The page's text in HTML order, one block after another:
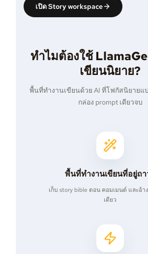
เปิด Story workspace
ทำไมต้องใช้
เขียนนิยาย?
พื้นที่ทำงานเขียนด้วย AI ที่โฟกัสนิยายแ
กล่อง prompt เดียวจบ
พื้นที่ทำงานเขียนที่อยู่ถา
เก็บ story bible ตอน คอมเมนต์ และอ้า
เดียว